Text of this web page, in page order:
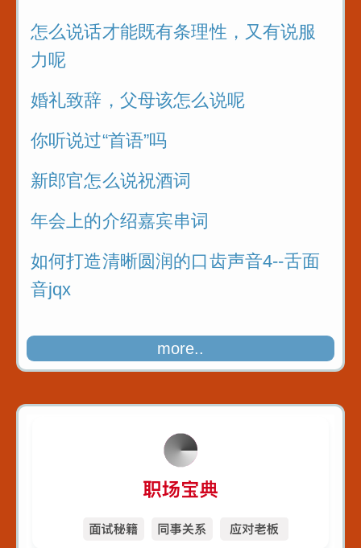
怎么说话才能既有条理性，又有说服
力呢
婚礼致辞，父母该怎么说呢
你听说过“首语”吗
新郎官怎么说祝酒词
年会上的介绍嘉宾串词
如何打造清晰圆润的口齿声音4--舌面
音jqx
more..